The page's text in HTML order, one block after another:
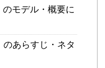
モデル・概要に
あらすじ・ネタ